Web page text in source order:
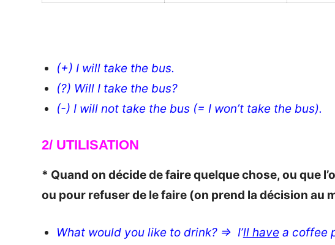
(+) I will take the bus.
(?) Will I take the bus?
(-) I will not take the bus (= I won’t take the bus).
2/ UTILISATION
* Quand on décide de faire quelque chose, ou que
ou pour refuser de le faire (on prend la décision au
What would you like to drink? => I’ll havea coffee